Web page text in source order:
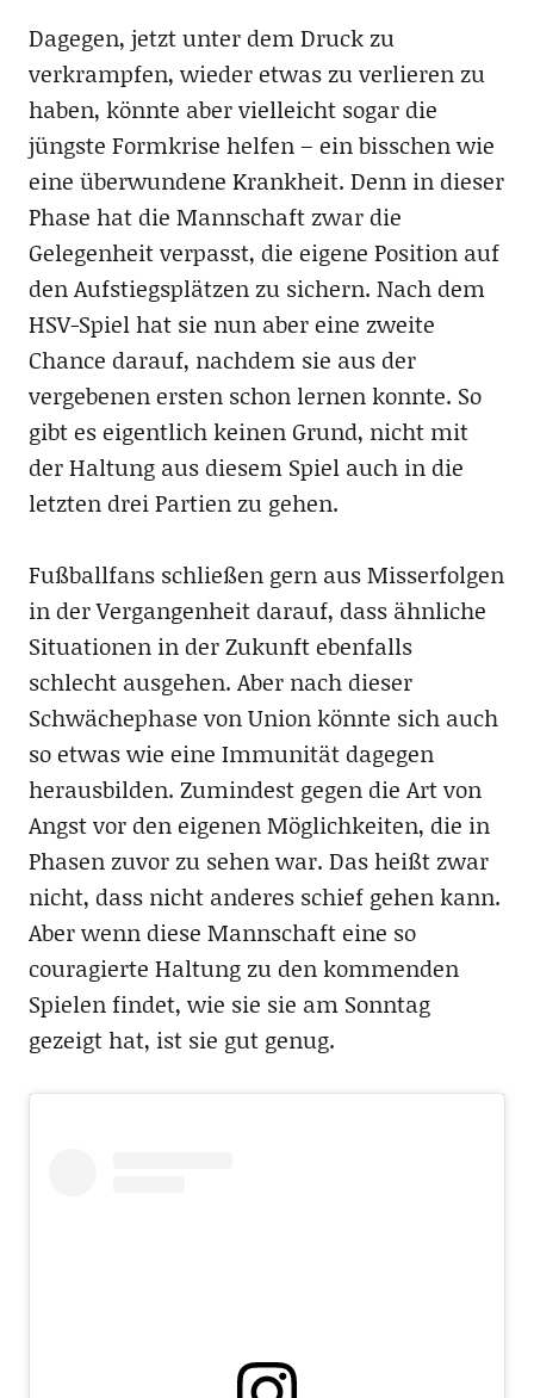
Dagegen, jetzt unter dem Druck zu
verkrampfen, wieder etwas zu verlieren zu
haben, könnte aber vielleicht sogar die
jüngste Formkrise helfen – ein bisschen wie
eine überwundene Krankheit. Denn in dieser
Phase hat die Mannschaft zwar die
Gelegenheit verpasst, die eigene Position auf
den Aufstiegsplätzen zu sichern. Nach dem
HSV-Spiel hat sie nun aber eine zweite
Chance darauf, nachdem sie aus der
vergebenen ersten schon lernen konnte. So
gibt es eigentlich keinen Grund, nicht mit
der Haltung aus diesem Spiel auch in die
letzten drei Partien zu gehen.
Fußballfans schließen gern aus Misserfolgen
in der Vergangenheit darauf, dass ähnliche
Situationen in der Zukunft ebenfalls
schlecht ausgehen. Aber nach dieser
Schwächephase von Union könnte sich auch
so etwas wie eine Immunität dagegen
herausbilden. Zumindest gegen die Art von
Angst vor den eigenen Möglichkeiten, die in
Phasen zuvor zu sehen war. Das heißt zwar
nicht, dass nicht anderes schief gehen kann.
Aber wenn diese Mannschaft eine so
couragierte Haltung zu den kommenden
Spielen findet, wie sie sie am Sonntag
gezeigt hat, ist sie gut genug.